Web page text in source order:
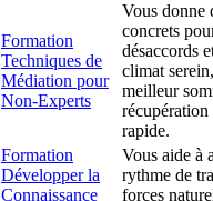
Formation
Techniques de
Médiation pour
Non-Experts
Vous donne
concrets
désaccords
climat
meilleur
rapide.
Formation
Développer la
Connaissance
Vous aide à
rythme de
forces